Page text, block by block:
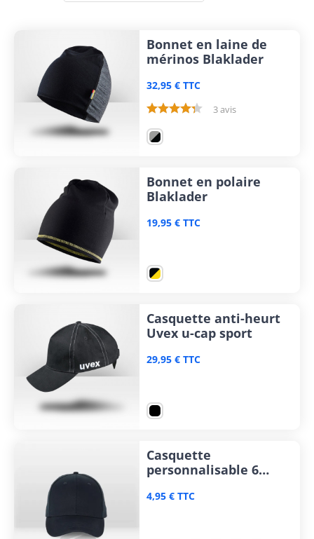
Bonnet en laine de
mérinos Blaklader
32,95 € TTC
3 avis
Bonnet en polaire
Blaklader
19,95 € TTC
Casquette anti-heurt
Uvex u-cap sport
29,95 € TTC
Casquette
personnalisable 6
4,95 € TTC